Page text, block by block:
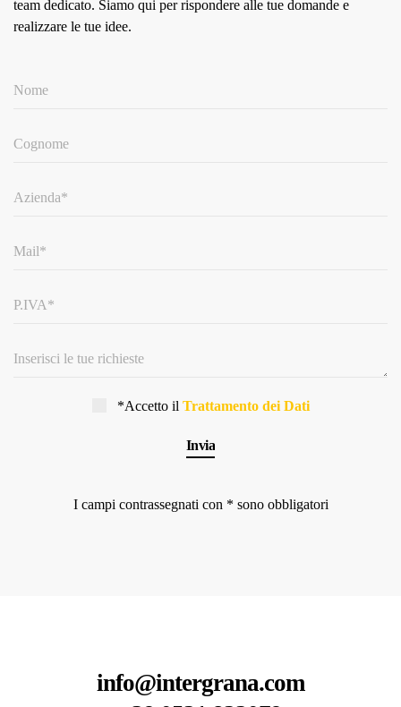
team dedicato. Siamo qui per rispondere alle tue domande e
realizzare le tue idee.
*Accetto il Trattamento dei Dati
I campi contrassegnati con * sono obbligatori
info@intergrana.com